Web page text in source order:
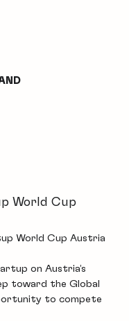
World Cup
World Cup Austria
on Austria’s
toward the Global
to compete